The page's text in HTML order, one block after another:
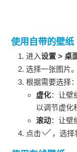
使用自带的壁纸
进入设置 >桌
选择一张图片。
根据需要选择：
虚化：让壁
以调节虚化
滚动：让壁
点击
，选择